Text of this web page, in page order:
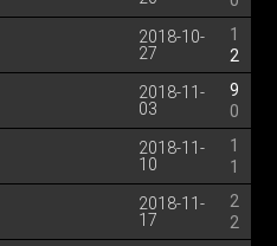
2018-10-
27
1
2
2018-11-
03
9
0
2018-11-
10
1
1
2018-11-
17
2
2